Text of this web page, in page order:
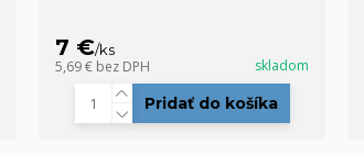
7 €/ks
5,69 € bez DPH skladom
Pridať do košíka